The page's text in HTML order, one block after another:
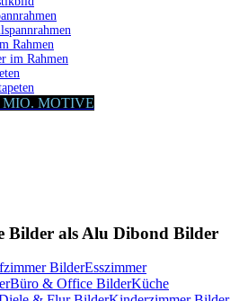
Rahmen
MIO. MOTIVE
Bilder als Alu Dibond Bilder
BilderEsszimmer
Büro & Office BilderKüche